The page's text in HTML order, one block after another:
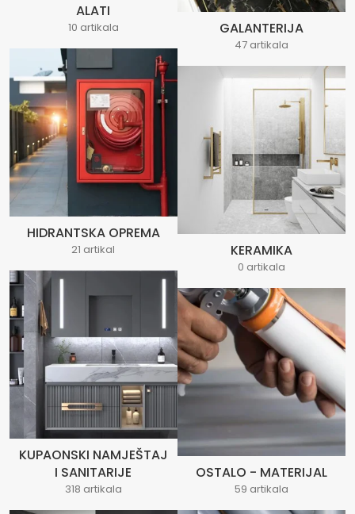
ALATI
10 artikala GALANTERIJA
47 artikala
HIDRANTSKA OPREMA
21 artikal KERAMIKA
0 artikala
KUPAONSKI NAMJEŠTAJ
I SANITARIJE
318 artikala
OSTALO - MATERIJAL
59 artikala